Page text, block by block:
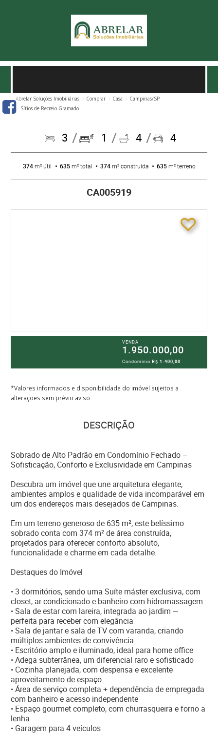
Abrelar Soluções Imobiliárias Comprar Casa
Campinas/SP
Sítios de Recreio Gramado
3 1 4 4
374m² útil 635m² total 374m² construída 635m² terreno
CA005919
VENDA
1.950.000,00
CondomínioR$ 1.400,00
*Valores informados e disponibilidade do imóvel sujeitos a
alterações sem prévio aviso
DESCRIÇÃO
Sobrado de Alto Padrão em Condomínio Fechado –
Sofisticação, Conforto e Exclusividade em Campinas
Descubra um imóvel que une arquitetura elegante,
ambientes amplos e qualidade de vida incomparável em
um dos endereços mais desejados de Campinas.
Em um terreno generoso de 635 m², este belíssimo
sobrado conta com 374 m² de área construída,
projetados para oferecer conforto absoluto,
funcionalidade e charme em cada detalhe.
Destaques do Imóvel
• 3 dormitórios, sendo uma Suíte máster exclusiva, com
closet, ar-condicionado e banheiro com hidromassagem
• Sala de estar com lareira, integrada ao jardim —
perfeita para receber com elegância
• Sala de jantar e sala de TV com varanda, criando
múltiplos ambientes de convivência
• Escritório amplo e iluminado, ideal para home office
• Adega subterrânea, um diferencial raro e sofisticado
• Cozinha planejada, com despensa e excelente
aproveitamento de espaço
• Área de serviço completa + dependência de empregada
com banheiro e acesso independente
• Espaço gourmet completo, com churrasqueira e forno a
lenha
• Garagem para 4 veículos